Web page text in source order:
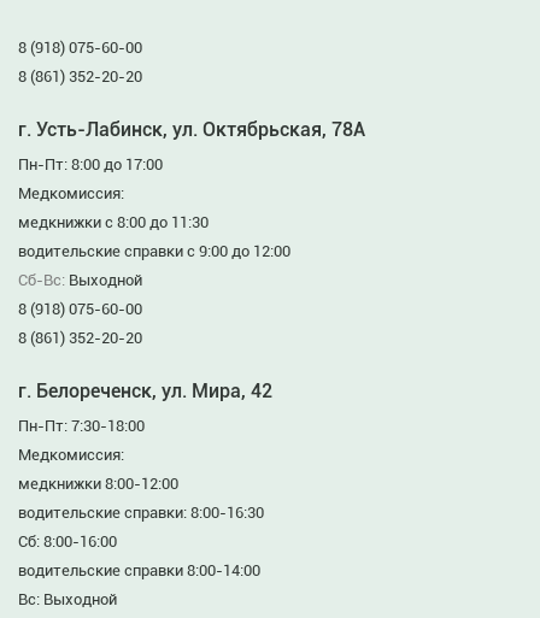
8 (918) 075-60-00
8 (861) 352-20-20
г. Усть-Лабинск, ул. Октябрьская, 78А
Пн-Пт: 8:00 до 17:00
Медкомиссия:
медкнижки с 8:00 до 11:30
водительские справки с 9:00 до 12:00
Сб-Вс: Выходной
8 (918) 075-60-00
8 (861) 352-20-20
г. Белореченск, ул. Мира, 42
Пн-Пт: 7:30-18:00
Медкомиссия:
медкнижки 8:00-12:00
водительские справки: 8:00-16:30
Сб: 8:00-16:00
водительские справки 8:00-14:00
Вс: Выходной